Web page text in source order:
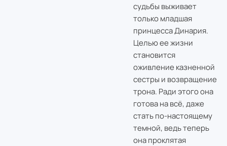
судьбы выживает
только младшая
принцесса Динария.
Целью ее жизни
становится
оживление казненной
сестры и возвращение
трона. Ради этого она
готова на всё, даже
стать по-настоящему
темной, ведь теперь
она проклятая